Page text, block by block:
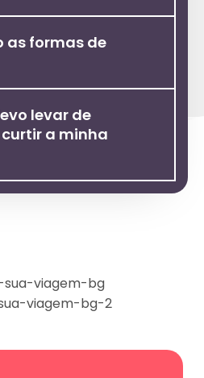
as formas de
levar de
a minha